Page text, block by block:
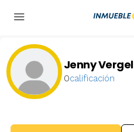
Jenny Vergel
0calificación